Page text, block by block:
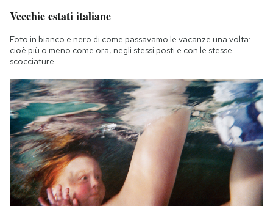
Vecchie estati italiane
Foto in bianco e nero di come passavamo le vacanze una volta:
cioè più o meno come ora, negli stessi posti e con le stesse
scocciature